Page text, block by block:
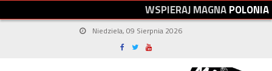
WSPIERAJMAGNAPOLONIA
Niedziela, 09 Sierpnia 2026